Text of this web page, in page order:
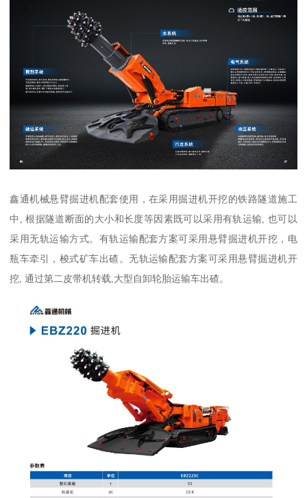
鑫通机械悬臂掘进机配套使用，在采用掘进机开挖的铁路隧道施工
中, 根据隧道断面的大小和长度等因素既可以采用有轨运输, 也可以
采用无轨运输方式。有轨运输配套方案可采用悬臂掘进机开挖，电
瓶车牵引，梭式矿车出碴。无轨运输配套方案可采用悬臂掘进机开
挖, 通过第二皮带机转载,大型自卸轮胎运输车出碴。